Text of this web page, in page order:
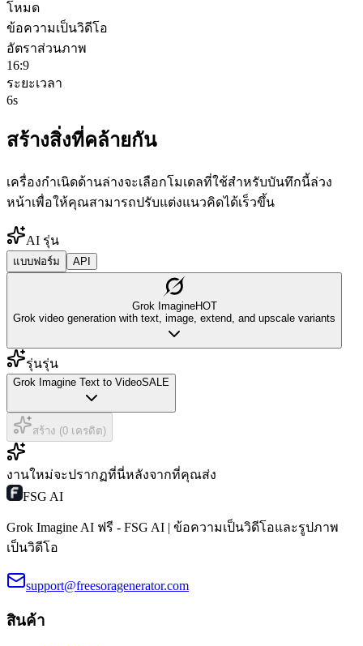
โหมด
ข้อความเป็นวิดีโอ
อัตราส่วนภาพ
16:9
ระยะเวลา
6s
สร้างสิ่งที่คล้ายกัน
เครื่องกำเนิดด้านล่างจะเลือกโมเดลที่ใช้สำหรับบันทึกนี้ล่วง
หน้าเพื่อให้คุณสามารถปรับแต่งแนวคิดได้เร็วขึ้น
AI รุ่น
แบบฟอร์ม API
Grok ImagineHOT
Grok video generation with text, image, extend, and upscale variants
รุ่นรุ่น
Grok Imagine Text to VideoSALE
สร้าง (0 เครดิต)
งานใหม่จะปรากฏที่นี่หลังจากที่คุณส่ง
FSG AI
Grok Imagine AI ฟรี - FSG AI | ข้อความเป็นวิดีโอและรูปภาพ
เป็นวิดีโอ
support@freesoragenerator.com
สินค้า